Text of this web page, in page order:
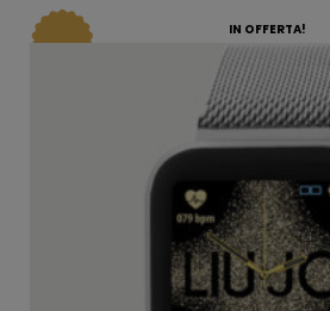
IN OFFERTA!